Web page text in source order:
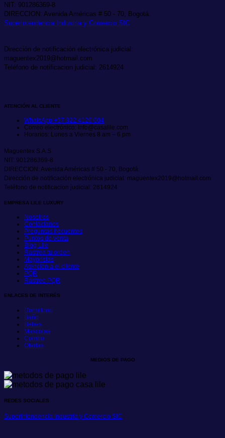
NIT: 901286369-8
DIRECCION: Avenida Américas # 50 - 70, Bogotá.
Superintendencia Industria y Comercio SIC
Dirección de notificación electrónica judicial:
maguentex2019@hotmail.com
Teléfono de notificacion judicial: 2614924
ATENCIÓN AL CLIENTE
WhatsApp:+57 322 4126 004
Correo electrónico: info@casalile.com
Horarios: Lunes a Viernes 8 am – 6 pm
Maguentex S.A.S
NIT: 901286369-8
DIRECCION: Avenida Américas # 50 - 70, Bogotá.
Dirección de notificación electrónica judicial: maguentex2019@hotmail.com
Teléfono de notificacion judicial: 2614924
EMPRESA LILE LUXURY
Nosotros
Contáctanos
Preguntas frecuentes
Puntos de venta
Blog Lile
Rastrea tu orden
Mayoristas
Atención a el cliente
PQR
Rastreo PQR
ENLACES DE INTERÉS
Dormitorio
Baño
Bebes
Mascotas
Combo
Ofertas
MEDIOS DE PAGO
REDES SOCIALES
Superintendencia Industria y Comercio SIC